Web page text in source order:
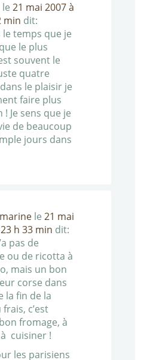
le 21 mai 2007 à
min dit:
le temps que je
le plus
souvent le
quatre
le plaisir je
faire plus
Je sens que je
de beaucoup
jours dans
le 21 mai
h 33 min dit:
pas de
ou de ricotta à
mais un bon
corse dans
la fin de la
c’est
fromage, à
cuisiner !
les parisiens